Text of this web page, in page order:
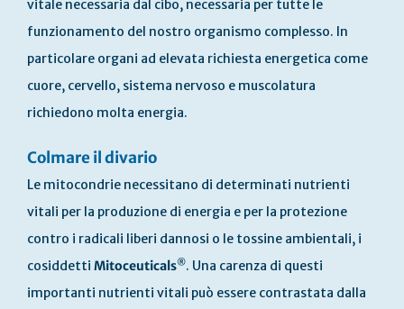
vitale necessaria dal cibo, necessaria per tutte le
funzionamento del nostro organismo complesso. In
particolare organi ad elevata richiesta energetica come
cuore, cervello, sistema nervoso e muscolatura
richiedono molta energia.
Colmare il divario
Le mitocondrie necessitano di determinati nutrienti
vitali per la produzione di energia e per la protezione
contro i radicali liberi dannosi o le tossine ambientali, i
cosiddetti Mitoceuticals®. Una carenza di questi
importanti nutrienti vitali può essere contrastata dalla